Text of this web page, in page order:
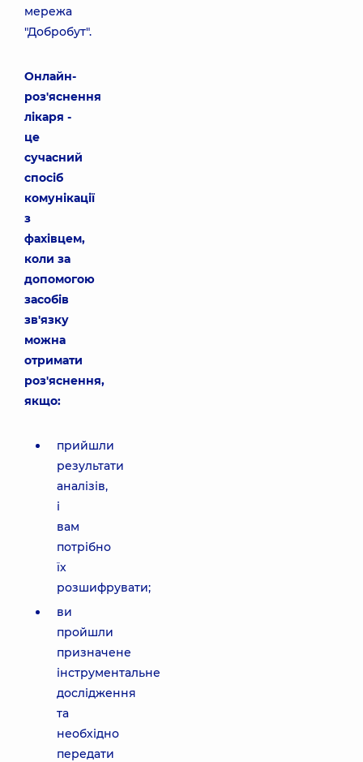
мережа
"Добробут".
Онлайн-
роз'яснення
лікаря -
це
сучасний
спосіб
комунікації
з
фахівцем,
коли за
допомогою
засобів
зв'язку
можна
отримати
роз'яснення,
якщо:
прийшли
результати
аналізів,
і
вам
потрібно
їх
розшифрувати;
ви
пройшли
призначене
інструментальне
дослідження
та
необхідно
передати